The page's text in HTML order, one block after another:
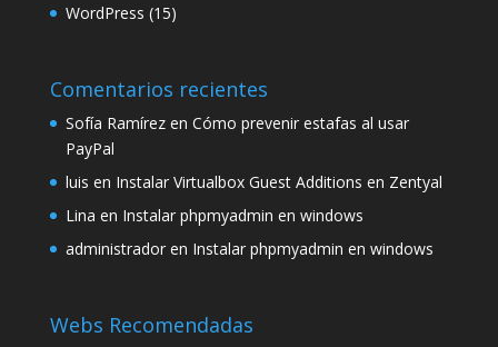
WordPress (15)
Comentarios recientes
Sofía Ramírezen Cómo prevenir estafas al usar
PayPal
luis en Instalar Virtualbox Guest Additions en Zentyal
Lina en Instalar phpmyadmin en windows
administradoren Instalar phpmyadmin en windows
Webs Recomendadas